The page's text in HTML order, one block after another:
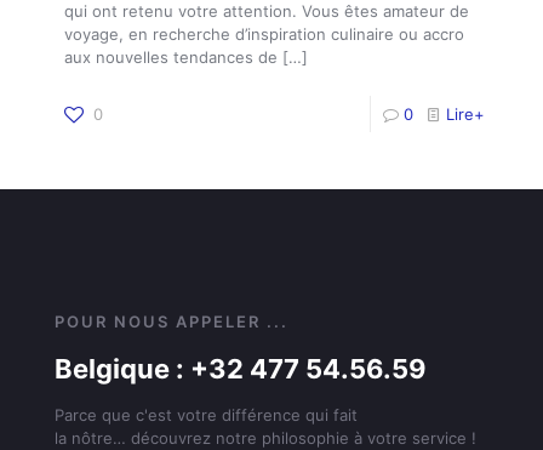
qui ont retenu votre attention. Vous êtes amateur de
voyage, en recherche d’inspiration culinaire ou accro
aux nouvelles tendances de […]
0 0 Lire+
POUR NOUS APPELER ...
Belgique : +32 477 54.56.59
Parce que c'est votre différence qui fait
la nôtre… découvrez notre philosophie à votre service !